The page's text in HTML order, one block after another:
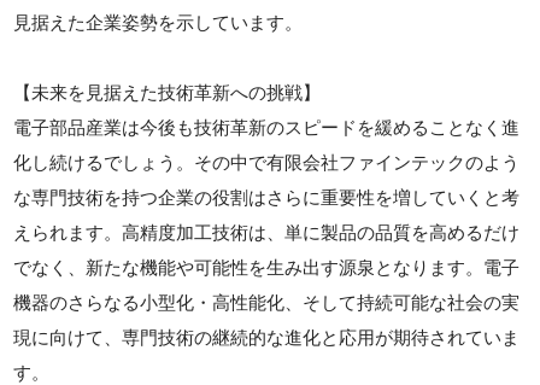
見据えた企業姿勢を示しています。
【未来を見据えた技術革新への挑戦】
電子部品産業は今後も技術革新のスピードを緩めることなく進
化し続けるでしょう。その中で有限会社ファインテックのよう
な専門技術を持つ企業の役割はさらに重要性を増していくと考
えられます。高精度加工技術は、単に製品の品質を高めるだけ
でなく、新たな機能や可能性を生み出す源泉となります。電子
機器のさらなる小型化・高性能化、そして持続可能な社会の実
現に向けて、専門技術の継続的な進化と応用が期待されていま
す。